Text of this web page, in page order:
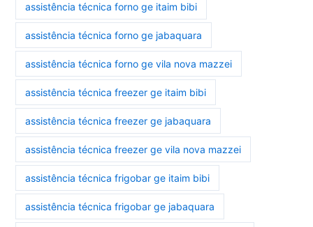
assistência técnica forno ge itaim bibi
assistência técnica forno ge jabaquara
assistência técnica forno ge vila nova mazzei
assistência técnica freezer ge itaim bibi
assistência técnica freezer ge jabaquara
assistência técnica freezer ge vila nova mazzei
assistência técnica frigobar ge itaim bibi
assistência técnica frigobar ge jabaquara